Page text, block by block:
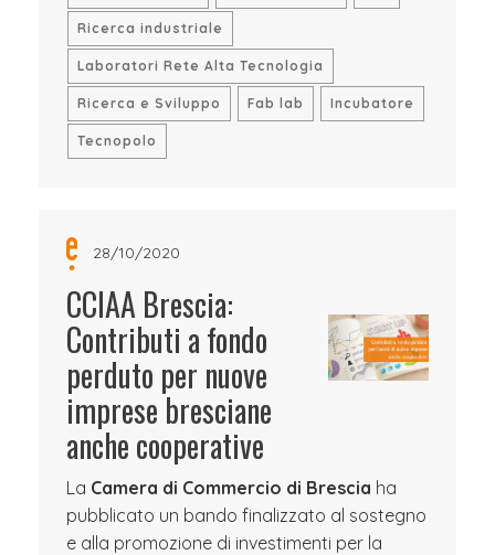
Ricerca industriale
Laboratori Rete Alta Tecnologia
Ricerca e Sviluppo Fab lab Incubatore
Tecnopolo
28/10/2020
CCIAA Brescia:
Contributi a fondo
perduto per nuove
imprese bresciane
anche cooperative
La Camera di Commercio di Brescia ha
pubblicato un bando finalizzato al sostegno
e alla promozione di investimenti per la